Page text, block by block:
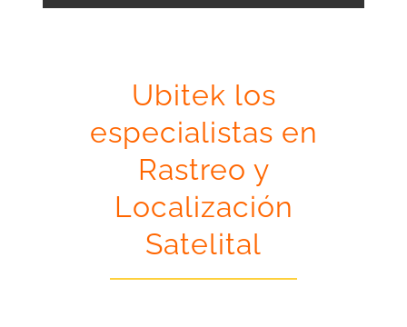
Ubitek los
especialistas en
Rastreo y
Localización
Satelital